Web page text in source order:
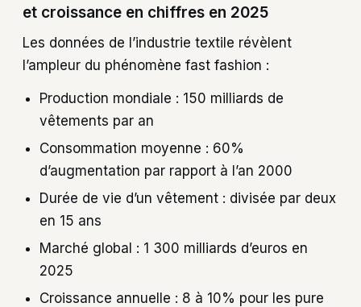
et croissance en chiffres en 2025
Les données de l’industrie textile révèlent
l’ampleur du phénomène fast fashion :
Production mondiale : 150 milliards de
vêtements par an
Consommation moyenne : 60%
d’augmentation par rapport à l’an 2000
Durée de vie d’un vêtement : divisée par deux
en 15 ans
Marché global : 1 300 milliards d’euros en
2025
Croissance annuelle : 8 à 10% pour les pure